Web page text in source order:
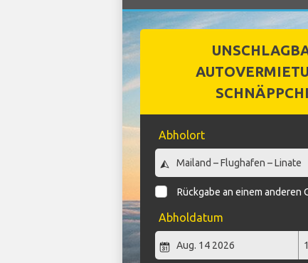
Abholort
Rückgabe an einem anderen
Abholdatum